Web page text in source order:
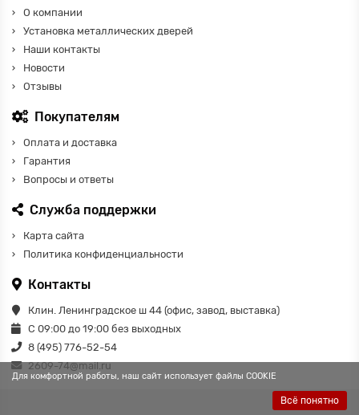
Для комфортной работы, наш сайт использует файлы COOKIE
Всё понятно
О компании
Установка металлических дверей
Наши контакты
Новости
Отзывы
Покупателям
Оплата и доставка
Гарантия
Вопросы и ответы
Служба поддержки
Карта сайта
Политика конфиденциальности
Контакты
Клин. Ленинградское ш 44 (офис, завод, выставка)
С 09:00 до 19:00 без выходных
8 (495) 776-52-54
2609-74@mail.ru